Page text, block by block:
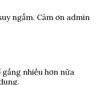
ngẫm. Cảm ơn admin
nhiều hơn nữa